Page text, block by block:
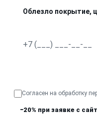
Облезло покрытие,
Согласен на обработку
−20% при заявке с